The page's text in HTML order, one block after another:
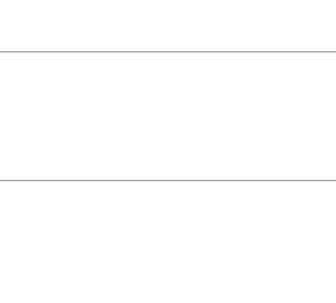
Vipps, Klarna och Google Pay.
debiteras kortet/fakturan.